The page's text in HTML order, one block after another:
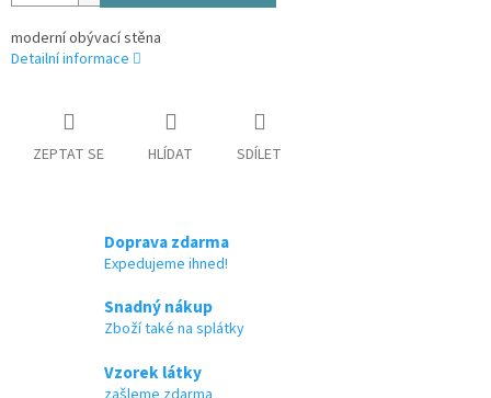
moderní obývací stěna
Detailní informace
ZEPTAT SE HLÍDAT SDÍLET
Doprava zdarma
Expedujeme ihned!
Snadný nákup
Zboží také na splátky
Vzorek látky